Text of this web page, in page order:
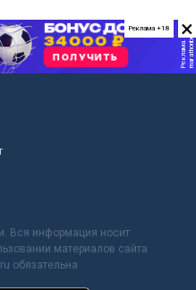
×
Реклама +18
Вся информация носит
материалов сайта
обязательна